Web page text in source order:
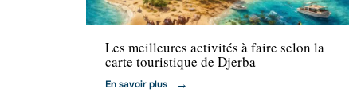
Transport
Les meilleures activités à faire selon la
carte touristique de Djerba
En savoir plus